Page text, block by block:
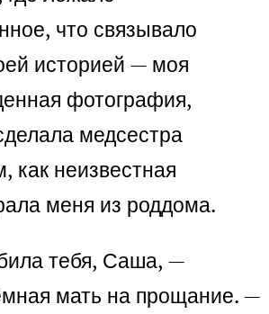
что связывало
историей — моя
фотография,
медсестра
как неизвестная
меня из роддома.
тебя, Саша, —
мать на прощание. —